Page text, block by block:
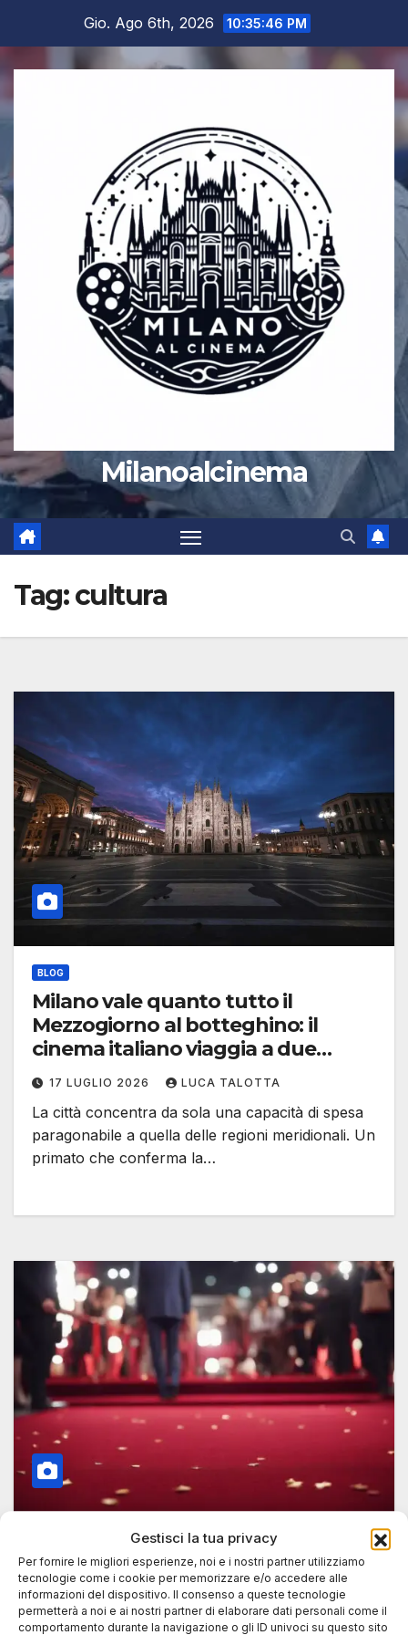
Gestisci la tua privacy
Per fornire le migliori esperienze, noi e i nostri partner utilizziamo
tecnologie come i cookie per memorizzare e/o accedere alle
informazioni del dispositivo. Il consenso a queste tecnologie
permetterà a noi e ai nostri partner di elaborare dati personali come il
comportamento durante la navigazione o gli ID univoci su questo sito
contenuto
Gio. Ago 6th, 2026 10:35:47 PM
Milanoalcinema
Tag:cultura
BLOG
Milano vale quanto tutto il
Mezzogiorno al botteghino: il
cinema italiano viaggia a due
velocità
17 LUGLIO 2026 LUCA TALOTTA
La città concentra da sola una capacità di spesa
paragonabile a quella delle regioni meridionali. Un
primato che conferma la…
Cinema e creatività: la Lombardia
investe nella scrittura di film e serie
6 GIUGNO 2025 LUCA TALOTTA